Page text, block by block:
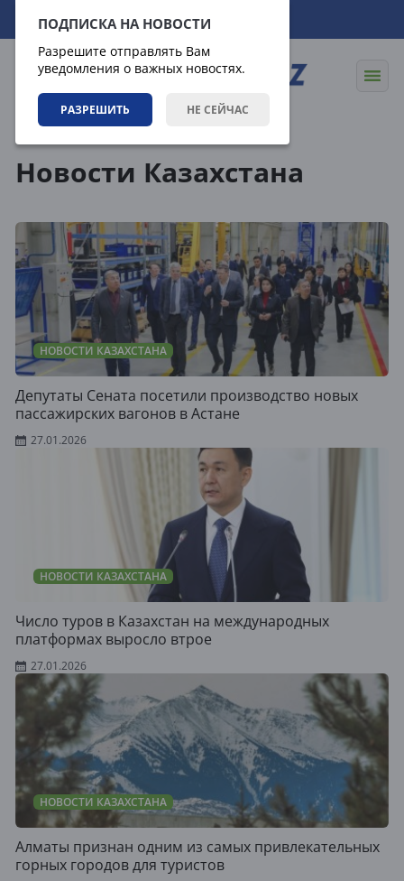
ПОДПИСКА НА НОВОСТИ
Разрешите отправлять Вам
уведомления о важных новостях.
РАЗРЕШИТЬ НЕ СЕЙЧАС
09.08.2026 11:08:38
Новости Казахстана
НОВОСТИ КАЗАХСТАНА
Депутаты Сената посетили производство новых
пассажирских вагонов в Астане
27.01.2026
НОВОСТИ КАЗАХСТАНА
Число туров в Казахстан на международных
платформах выросло втрое
27.01.2026
НОВОСТИ КАЗАХСТАНА
Алматы признан одним из самых привлекательных
горных городов для туристов